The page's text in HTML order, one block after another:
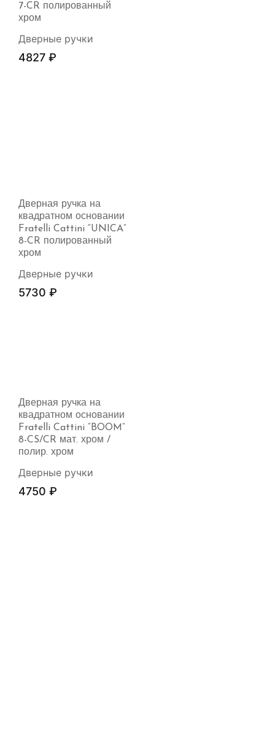
7-CR полированный
хром
Дверные ручки
4827 ₽
Дверная ручка на
квадратном основании
Fratelli Cattini “UNICA”
8-CR полированный
хром
Дверные ручки
5730 ₽
Дверная ручка на
квадратном основании
Fratelli Cattini “BOOM”
8-CS/CR мат. хром /
полир. хром
Дверные ручки
4750 ₽